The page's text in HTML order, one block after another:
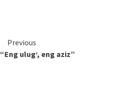
Continue
Reading
Previous
“Eng ulug‘, eng aziz”